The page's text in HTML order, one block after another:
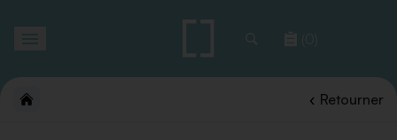
(0)
Retourner